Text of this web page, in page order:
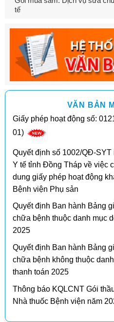
tế
VĂN BẢN
Giấy phép hoạt động số:
01)
Quyết định số 1002/QĐ-
Y tế tỉnh Đồng Tháp về việc
dung giấy phép hoạt động
Bệnh viện Phụ sản
Quyết định Ban hành Bảng
chữa bệnh thuộc danh mục
2025
Quyết định Ban hành Bảng
chữa bệnh không thuộc
thanh toán 2025
Thông báo KQLCNT Gói
Nhà thuốc Bệnh viện năm